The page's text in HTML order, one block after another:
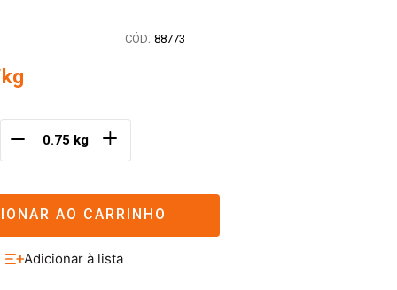
: 88773
＋
AO CARRINHO